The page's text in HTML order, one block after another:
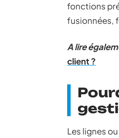
fonctions
fusionnées,
A lire
client ?
Les lignes